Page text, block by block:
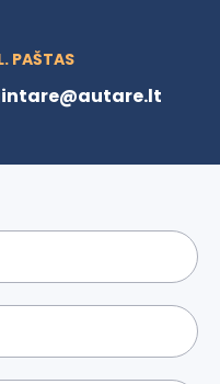
PAŠTAS